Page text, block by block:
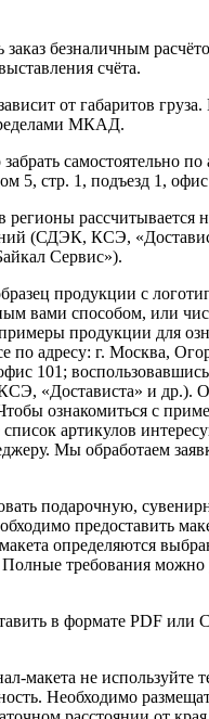
безналичным
счёта.
от габаритов
МКАД.
самостоятельно по
5, стр. 1, подъезд 1,
регионы рассчитывается
(СДЭК, КСЭ,
Сервис»).
продукции с
вами способом, или
продукции для
по адресу: г. Москва,
101;
«Достависта» и др.).
ознакомиться с
артикулов
Мы обработаем
подарочную,
предоставить
определяются
требования можно
в формате PDF или
макета не используйте
Необходимо